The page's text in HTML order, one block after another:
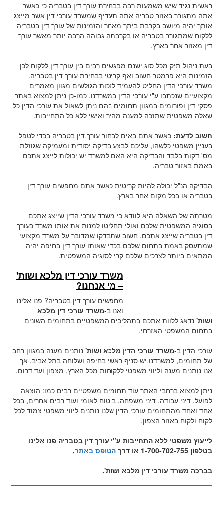
ראשית נגיד שיש משמעות רבה בבחירת עורך דין בטבריה כי כאשר
אתה מתגורר באזור טבריה אתה תעדיף שמשרד עורכי דין אשר מייצג
אותך יהיה מיושב בקרבת ביתך מאחר והזמינות של עורך דין בטבריה
ללקוח שמתגורר בטבריה או בקרבתה גבוהה הרבה יותר מאשר עורך
דין מאזור אחר בארץ.
בעת ניהול תיק מכל סוג ישנם מפגשים רבים בין עורך דין ללקוח לכן
הזמינות היא פרמטר חשוב ואף קריטי בבחירת עורך דין בטבריה.
משרד עורכי הדין החליט להעמיד לזכות הגולשים מגוון מאמרים
מקצועיים שנכתבו ע"י עורכי הדין במשרדנו, כמו-כן ניתן למצוא באתר
פסקי דין ופורומים במגוון תחומים בהם ניתן לשאול את עורכי הדין כל
שאלה משפטית שתזכה למענה מהיר ואישי ללא כל התחייבות.
חשוב לדעת: כאשר אתם באים לבחור עורך דין בטבריה בכדי לטפל
בעניין משפטי כלשהו, עליכם לבצע בדיקה יסודית ומעמיקה שגוזלת
מס' דקות בלבד והבדיקה היא האם למשרד יש יכולות לייצג אתכם
באמת באזור טבריה.
הבדיקה הנ"ל יכולה להיות קריטית כאשר אתם מחפשים עורך דין
בטבריה או בכל מקום אחר בארץ.
מטרתה של השאלה היא לוודא כי משרד עורכי הדין שייצג אתכם
בסוגיה המשפטית שלכם ואולי תחליטו למנות את אותו משרד כעורך
דין בטבריה שייצג אתכם, חשוב שתבדקו שמדובר על משרד מקצועי
שמתעסק באמת בתחום שלכם בכדי שאותו עורך דין בחיפה יהיה
המתאים ביותר לצרכים שלכם קרי לסוגיה המשפטית.
משרד עורכי דין מלכא ושות'
– מי אנחנו?
מחפשים עורך דין בטבריה? פנו אלינו
ואנו ב-משרד עורכי דין מלכא
ושות' נדאג ללוות אתכם בתהליכים המשפטיים בתחומים השונים
בתחום המשפטי האזרחי.
עורכי הדין ב-משרד עורכי הדין מלכא ושות'נותנים מענה במגוון רחב
של תחומים, למשרדנו יש סניף ראשי בחיפה ושלוחה בתל אביב, אך
אנו נותנים מענה וליווי משפטי ללקוחות מכל הארץ, מצפון ועד דרום.
ניתן למצוא ברחבי האתר עוד תחומים משפטיים רבים כמו: הוצאה
לפועל, דיני עבודה, דיני משפחה, ביטוח לאומי ועוד רבים אחרים, בכל
אחד ואחד מהתחומים עורכי הדין שלנו נותנים ליווי משפטי צמוד לכל
לקוח ולקוח באזור הצפון.
לייעוץ משפטי ללא התחייבות ע"י עורך דין בטבריה פנו אלינו
בטלפון 1-700-702-755 או דרך
הטופס באתר,
בברכה משרד עורכי דין מלכא ושות'.